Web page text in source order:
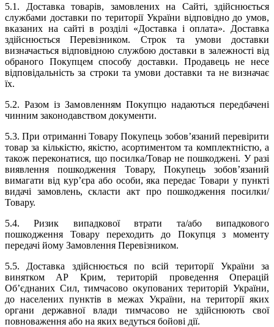
5.1. Доставка товарів, замовлених на Сайті, здійснюється
службами доставки по території України відповідно до умов,
вказаних на сайті в розділі «Доставка і оплата». Доставка
здійснюється Перевізником. Строк та умови доставки
визначається відповідною службою доставки в залежності від
обраного Покупцем способу доставки. Продавець не несе
відповідальність за строки та умови доставки та не визначає
їх.
5.2. Разом із Замовленням Покупцю надаються передбачені
чинним законодавством документи.
5.3. При отриманні Товару Покупець зобов’язаний перевірити
товар за кількістю, якістю, асортиментом та комплектністю, а
також переконатися, що посилка/Товар не пошкоджені. У разі
виявлення пошкодження Товару, Покупець зобов’язаний
вимагати від кур’єра або особи, яка передає Товари у пункті
видачі замовлень, скласти акт про пошкодження посилки/
Товару.
5.4. Ризик випадкової втрати та/або випадкового
пошкодження Товару переходить до Покупця з моменту
передачі йому Замовлення Перевізником.
5.5. Доставка здійснюється по всій території України за
винятком АР Крим, територій проведення Операцій
Об’єднаних Сил, тимчасово окупованих територій України,
до населених пунктів в межах України, на території яких
органи державної влади тимчасово не здійснюють свої
повноваження або на яких ведуться бойові дії.